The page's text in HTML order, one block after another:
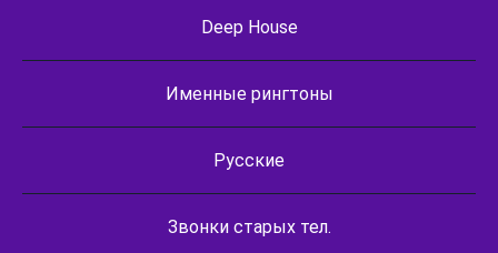
Deep House
Именные рингтоны
Русские
Звонки старых тел.